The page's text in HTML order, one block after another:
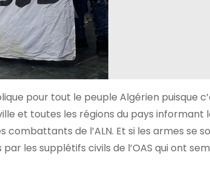
pour tout le peuple Algérien puisque
et toutes les régions du pays informant
de l’ALN. Et si les armes se
les supplétifs civils de l’OAS qui ont